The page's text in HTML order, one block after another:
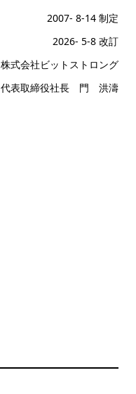
2007- 8-14 制定
2026- 5-8 改訂
株式会社ビットストロング
代表取締役社長 門 洪濤